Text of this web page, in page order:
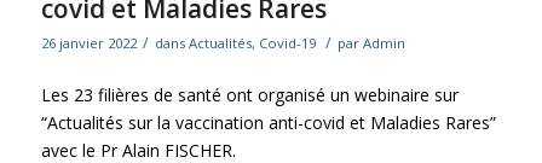
covid et Maladies Rares
26 janvier 2022 / dans Actualités, Covid-19 / par Admin
Les 23 filières de santé ont organisé un webinaire sur
“Actualités sur la vaccination anti-covid et Maladies Rares”
avec le Pr Alain FISCHER.